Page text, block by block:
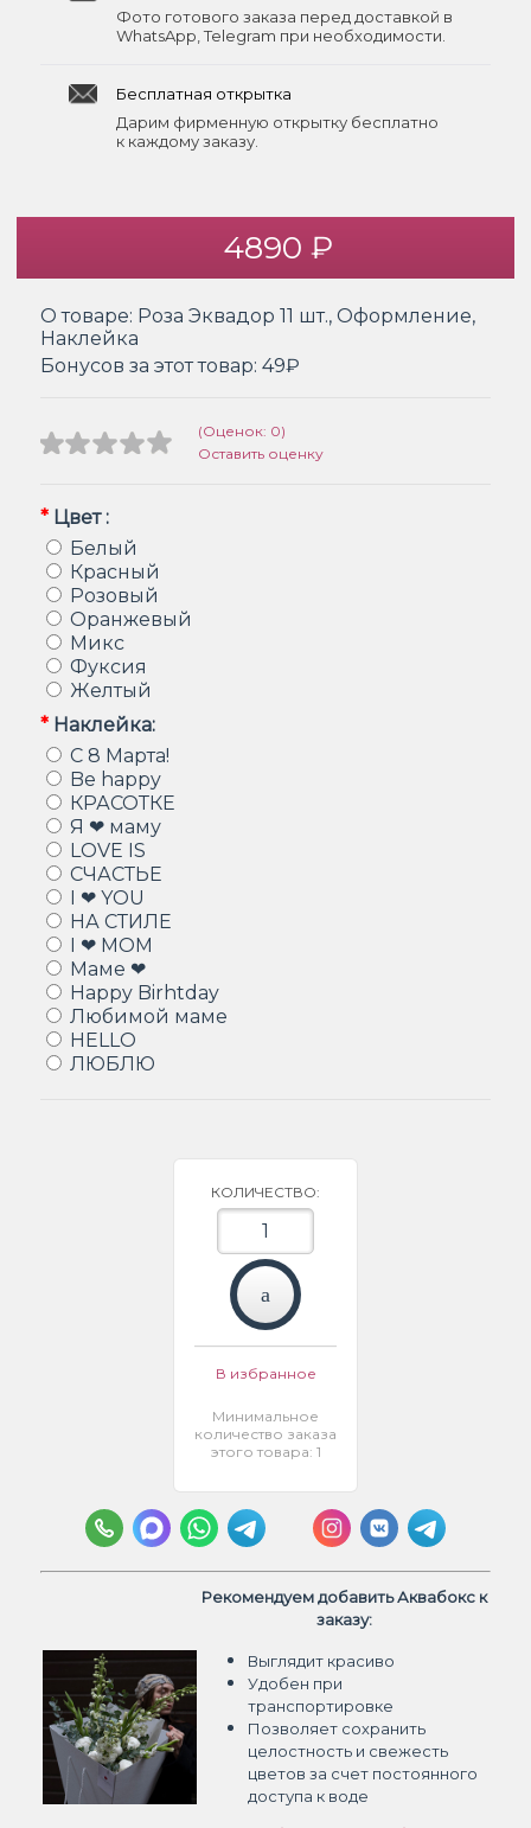
Фото готового заказа перед доставкой в
WhatsApp, Telegram при необходимости.
Бесплатная открытка
Дарим фирменную открытку бесплатно
к каждому заказу.
4890 ₽
О товаре: Роза Эквадор 11 шт., Оформление,
Наклейка
Бонусов за этот товар: 49₽
(Оценок: 0)
Оставить оценку
* Цвет :
Белый
Красный
Розовый
Оранжевый
Микс
Фуксия
Желтый
* Наклейка:
С 8 Марта!
Be happy
КРАСОТКЕ
Я ❤ маму
LOVE IS
СЧАСТЬЕ
I ❤ YOU
НА СТИЛЕ
I ❤ MOM
Маме ❤
Happy Birhtday
Любимой маме
HELLO
ЛЮБЛЮ
КОЛИЧЕСТВО:
В избранное
Минимальное
количество заказа
этого товара: 1
Рекомендуем добавить Аквабокс к
заказу:
Выглядит красиво
Удобен при
транспортировке
Позволяет сохранить
целостность и свежесть
цветов за счет постоянного
доступа к воде